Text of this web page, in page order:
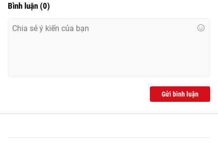
Bình luận (0)
Gửi bình luận